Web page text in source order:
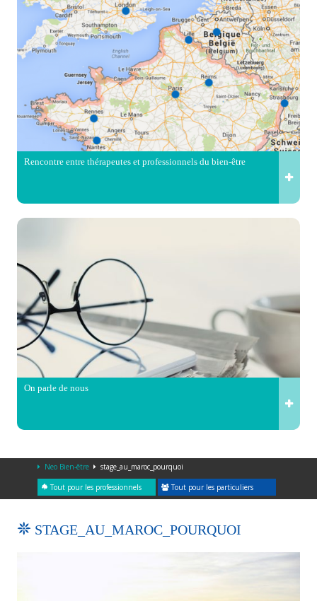
Rencontre entre thérapeutes et professionnels du bien-être
On parle de nous
Neo Bien-être stage_au_maroc_pourquoi
Tout pour les professionnels Tout pour les particuliers
STAGE_AU_MAROC_POURQUOI